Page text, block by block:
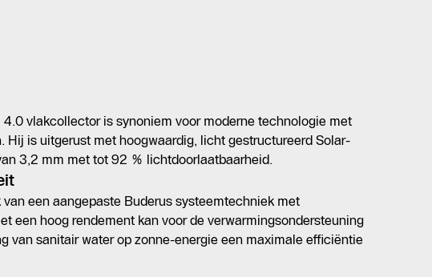
4.0 vlakcollector is synoniem voor moderne technologie met
Hij is uitgerust met hoogwaardig, licht gestructureerd Solar-
3,2 mm met tot 92 % lichtdoorlaatbaarheid.
van een aangepaste Buderus systeemtechniek met
een hoog rendement kan voor de verwarmingsondersteuning
van sanitair water op zonne-energie een maximale efficiëntie